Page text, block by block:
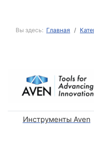
Вы здесь: Главная
Инструменты Aven